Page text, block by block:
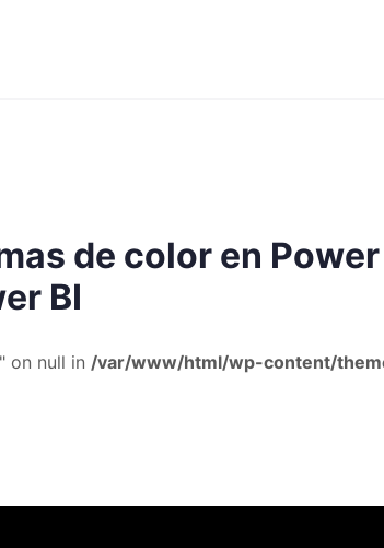
de color en
BI
on null in /var/www/html/wp-content/